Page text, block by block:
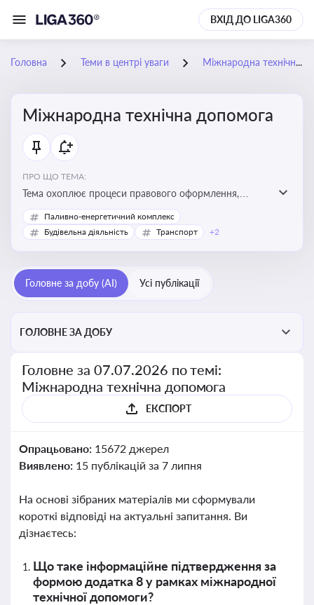
ВХІД ДО LIGA360
Головна Теми в центрі уваги Міжнародна технічна допомога
Міжнародна технічна допомога
ПРО ЩО ТЕМА:
Тема охоплює процеси правового оформлення,
адміністрування і контролю технічної допомоги, що
надається Україні з-за кордону, і є критично
Паливно-енергетичний комплекс
Будівельна діяльність
Транспорт +2
Головне за добу (AI) Усі публікації
ГОЛОВНЕ ЗА ДОБУ
Головне за 07.07.2026 по темі:
Міжнародна технічна допомога
ЕКСПОРТ
Опрацьовано: 15672 джерел
Виявлено: 15 публікацій за 7 липня
На основі зібраних матеріалів ми сформували
короткі відповіді на актуальні запитання. Ви
дізнаєтесь:
Що таке інформаційне підтвердження за
формою додатка 8 у рамках міжнародної
технічної допомоги?